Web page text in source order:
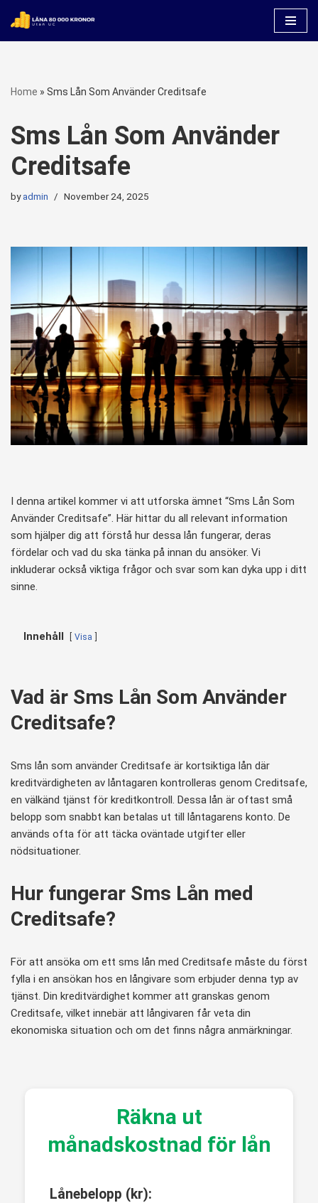
Skip
Home » Sms Lån Som Använder Creditsafe
Sms Lån Som Använder
Creditsafe
byadmin November 24, 2025
I denna artikel kommer vi att utforska ämnet “Sms Lån Som
Använder Creditsafe”. Här hittar du all relevant information
som hjälper dig att förstå hur dessa lån fungerar, deras
fördelar och vad du ska tänka på innan du ansöker. Vi
inkluderar också viktiga frågor och svar som kan dyka upp i ditt
sinne.
Innehåll Visa
Vad är Sms Lån Som Använder
Creditsafe?
Sms lån som använder Creditsafe är kortsiktiga lån där
kreditvärdigheten av låntagaren kontrolleras genom Creditsafe,
en välkänd tjänst för kreditkontroll. Dessa lån är oftast små
belopp som snabbt kan betalas ut till låntagarens konto. De
används ofta för att täcka oväntade utgifter eller
nödsituationer.
Hur fungerar Sms Lån med
Creditsafe?
För att ansöka om ett sms lån med Creditsafe måste du först
fylla i en ansökan hos en långivare som erbjuder denna typ av
tjänst. Din kreditvärdighet kommer att granskas genom
Creditsafe, vilket innebär att långivaren får veta din
ekonomiska situation och om det finns några anmärkningar.
Räkna ut
månadskostnad för lån
Lånebelopp (kr):